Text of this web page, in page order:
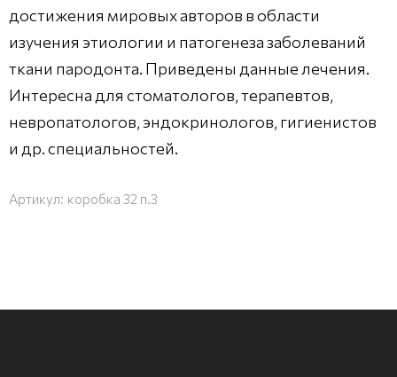
достижения мировых авторов в области
изучения этиологии и патогенеза заболеваний
ткани пародонта. Приведены данные лечения.
Интересна для стоматологов, терапевтов,
невропатологов, эндокринологов, гигиенистов
и др. специальностей.
Артикул: коробка 32 п.3